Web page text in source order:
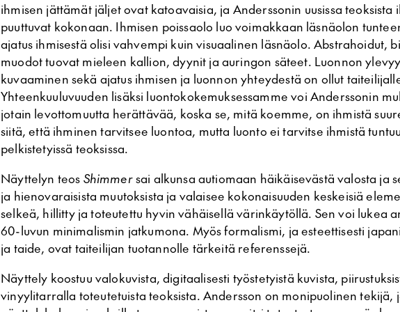
ihmisen jättämät jäljet ovat katoavaisia, ja Anderssonin uusissa teoksista
puuttuvat kokonaan. Ihmisen poissaolo luo voimakkaan läsnäolon
ajatus ihmisestä olisi vahvempi kuin visuaalinen läsnäolo. Abstrahoidut,
muodot tuovat mieleen kallion, dyynit ja auringon säteet. Luonnon
kuvaaminen sekä ajatus ihmisen ja luonnon yhteydestä on ollut
Yhteenkuuluvuuden lisäksi luontokokemuksessamme voi Anderssonin
jotain levottomuutta herättävää, koska se, mitä koemme, on ihmistä
siitä, että ihminen tarvitsee luontoa, mutta luonto ei tarvitse ihmistä
pelkistetyissä teoksissa.
Näyttelyn teos Shimmersai alkunsa autiomaan häikäisevästä valosta ja
ja hienovaraisista muutoksista ja valaisee kokonaisuuden keskeisiä
selkeä, hillitty ja toteutettu hyvin vähäisellä värinkäytöllä. Sen voi lukea
60-luvun minimalismin jatkumona. Myös formalismi, ja esteettisesti
ja taide, ovat taiteilijan tuotannolle tärkeitä referenssejä.
Näyttely koostuu valokuvista, digitaalisesti työstetyistä kuvista,
vinyylitarralla toteutetuista teoksista. Andersson on monipuolinen tekijä,